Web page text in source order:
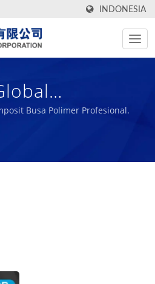
INDONESIA
Branch
Busa Polimer Profesional.